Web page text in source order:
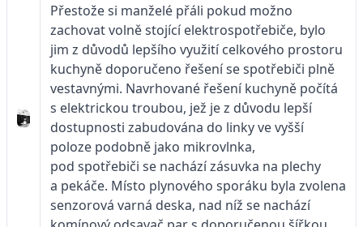
Přestože si manželé přáli pokud možno
zachovat volně stojící elektrospotřebiče, bylo
jim z důvodů lepšího využití celkového prostoru
kuchyně doporučeno řešení se spotřebiči plně
vestavnými. Navrhované řešení kuchyně počítá
s elektrickou troubou, jež je z důvodu lepší
dostupnosti zabudována do linky ve vyšší
poloze podobně jako mikrovlnka,
pod spotřebiči se nachází zásuvka na plechy
a pekáče. Místo plynového sporáku byla zvolena
senzorová varná deska, nad níž se nachází